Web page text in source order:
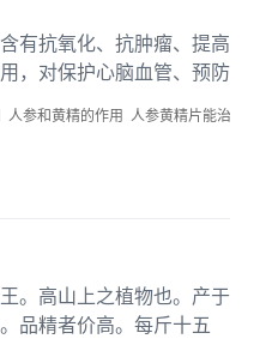
有抗氧化、抗肿瘤、提高
，对保护心脑血管、预防
人参和黄精的作用 人参黄精片能治
。高山上之植物也。产于
品精者价高。每斤十五